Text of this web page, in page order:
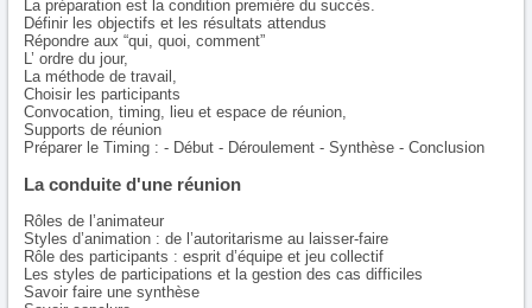
La préparation est la condition première du succès.
Définir les objectifs et les résultats attendus
Répondre aux “qui, quoi, comment”
L’ ordre du jour,
La méthode de travail,
Choisir les participants
Convocation, timing, lieu et espace de réunion,
Supports de réunion
Préparer le Timing : - Début - Déroulement - Synthèse - Conclusion
La conduite d'une réunion
Rôles de l’animateur
Styles d’animation : de l’autoritarisme au laisser-faire
Rôle des participants : esprit d’équipe et jeu collectif
Les styles de participations et la gestion des cas difficiles
Savoir faire une synthèse